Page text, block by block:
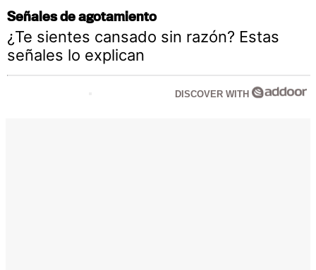
Señales de agotamiento
¿Te sientes cansado sin razón? Estas
señales lo explican
DISCOVER WITH